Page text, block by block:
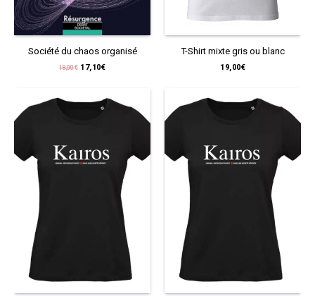
Société du chaos organisé
18,00€ Le
était :
17,10€Le
est :
T-Shirt mixte gris ou blanc
19,00€